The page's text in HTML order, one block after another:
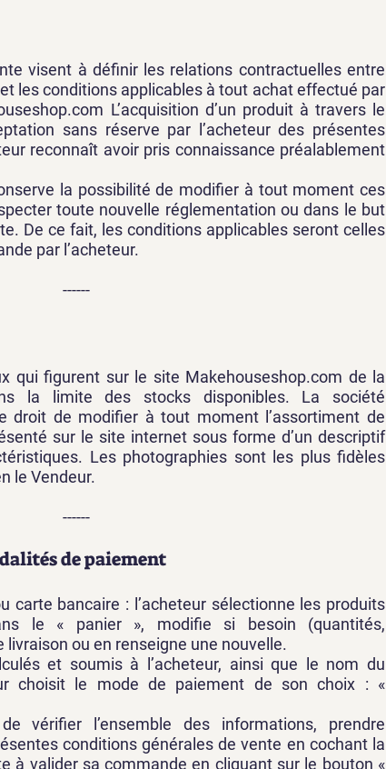
visent à définir les relations contractuelles entre
les conditions applicables à tout achat effectué par
L’acquisition d’un produit à travers le
sans réserve par l’acheteur des présentes
reconnaît avoir pris connaissance préalablement
la possibilité de modifier à tout moment ces
toute nouvelle réglementation ou dans le but
De ce fait, les conditions applicables seront celles
par l’acheteur.
------
qui figurent sur le site Makehouseshop.com de la
la limite des stocks disponibles. La société
droit de modifier à tout moment l’assortiment de
sur le site internet sous forme d’un descriptif
Les photographies sont les plus fidèles
le Vendeur.
------
de paiement
carte bancaire : l’acheteur sélectionne les produits
le « panier », modifie si besoin (quantités,
livraison ou en renseigne une nouvelle.
et soumis à l’acheteur, ainsi que le nom du
choisit le mode de paiement de son choix : «
vérifier l’ensemble des informations, prendre
conditions générales de vente en cochant la
à valider sa commande en cliquant sur le bouton «